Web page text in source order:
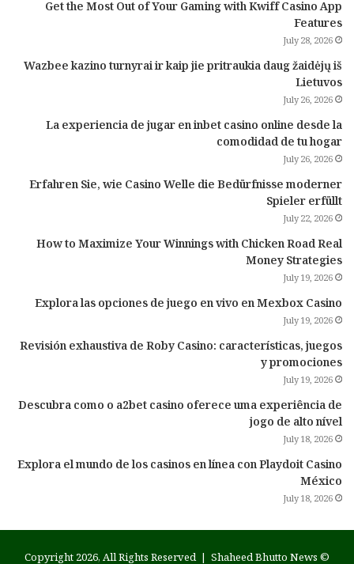
Get the Most Out of Your Gaming with Kwiff Casino App
Features
July 28, 2026
Wazbee kazino turnyrai ir kaip jie pritraukia daug žaidėjų iš
Lietuvos
July 26, 2026
La experiencia de jugar en inbet casino online desde la
comodidad de tu hogar
July 26, 2026
Erfahren Sie, wie Casino Welle die Bedürfnisse moderner
Spieler erfüllt
July 22, 2026
How to Maximize Your Winnings with Chicken Road Real
Money Strategies
July 19, 2026
Explora las opciones de juego en vivo en Mexbox Casino
July 19, 2026
Revisión exhaustiva de Roby Casino: características, juegos
y promociones
July 19, 2026
Descubra como o a2bet casino oferece uma experiência de
jogo de alto nível
July 18, 2026
Explora el mundo de los casinos en línea con Playdoit Casino
México
July 18, 2026
© Copyright 2026, All Rights Reserved |
Shaheed Bhutto News